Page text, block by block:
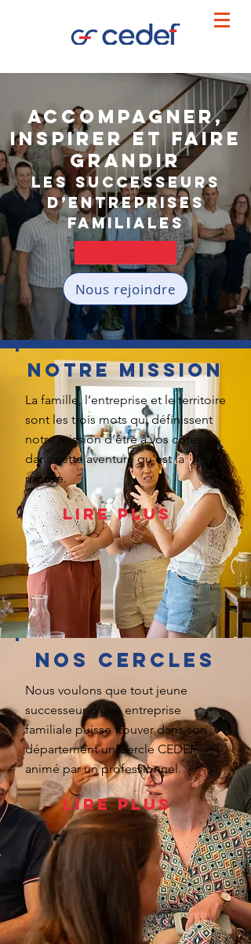
Accompagner,
inspirer et faire
grandir
les successeurs
d’entreprises
familiales
Nous rejoindre
Notre mission
La famille, l’entreprise et le territoire
sont les trois mots qui définissent
notre mission d’être à vos côtés
dans cette aventure qu'est la
reprise.
Lire plus
Nos cercles
Nous voulons que tout jeune
successeur d’une entreprise
familiale puisse trouver dans son
département un Cercle CEDEF
animé par un professionnel.
Lire plus